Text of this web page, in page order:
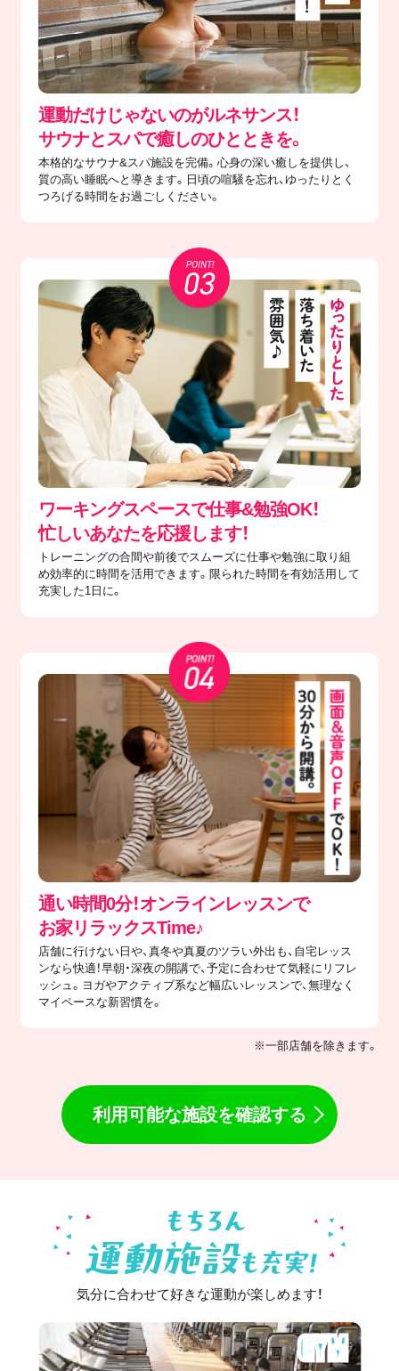
運動だけじゃないのがルネサンス！
サウナとスパで癒しのひとときを。
本格的なサウナ&スパ施設を完備。心身の深い癒しを提供し、
質の高い睡眠へと導きます。日頃の喧騒を忘れ、ゆったりとく
つろげる時間をお過ごしください。
ワーキングスペースで仕事&勉強OK！
忙しいあなたを応援します！
トレーニングの合間や前後でスムーズに仕事や勉強に取り組
め効率的に時間を活用できます。限られた時間を有効活用して
充実した1日に。
通い時間0分！オンラインレッスンで
​お家リラックスTime♪
店舗に行けない日や、真冬や真夏のツラい外出も、自宅レッス
ンなら快適！早朝・深夜の開講で、予定に合わせて気軽にリフレ
ッシュ。ヨガやアクティブ系など幅広いレッスンで、無理なく
マイペースな新習慣を。
※一部店舗を除きます。
利用可能な施設を確認する
気分に合わせて好きな運動が楽しめます！
GYM